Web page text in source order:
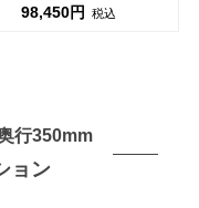
98,450円 税込
行350mm
ョン